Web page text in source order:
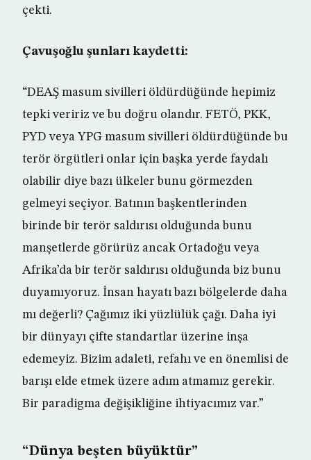
çekti.
Çavuşoğlu şunları kaydetti:
“DEAŞ masum sivilleri öldürdüğünde hepimiz
tepki veririz ve bu doğru olandır. FETÖ, PKK,
PYD veya YPG masum sivilleri öldürdüğünde bu
terör örgütleri onlar için başka yerde faydalı
olabilir diye bazı ülkeler bunu görmezden
gelmeyi seçiyor. Batının başkentlerinden
birinde bir terör saldırısı olduğunda bunu
manşetlerde görürüz ancak Ortadoğu veya
Afrika’da bir terör saldırısı olduğunda biz bunu
duyamıyoruz. İnsan hayatı bazı bölgelerde daha
mı değerli? Çağımız iki yüzlülük çağı. Daha iyi
bir dünyayı çifte standartlar üzerine inşa
edemeyiz. Bizim adaleti, refahı ve en önemlisi de
barışı elde etmek üzere adım atmamız gerekir.
Bir paradigma değişikliğine ihtiyacımız var.”
“Dünya beşten büyüktür”